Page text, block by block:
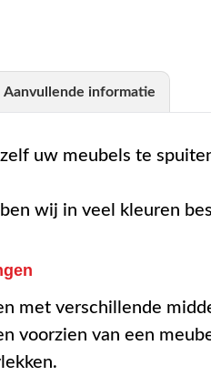
Aanvullende informatie
uw meubels te
wij in veel kleuren
met verschillende
voorzien van een